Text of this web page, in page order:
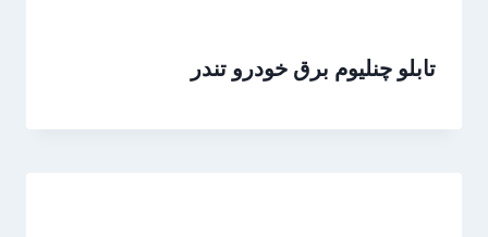
تابلو چنلیوم برق خودرو تندر